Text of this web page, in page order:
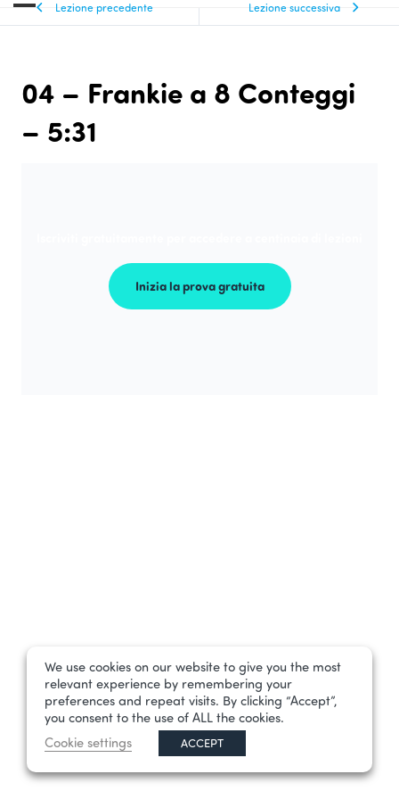
Lezione precedente Lezione successiva
04 – Frankie a 8 Conteggi
– 5:31
Inizia la prova gratuita
We use cookies on our website to give you the most
relevant experience by remembering your
preferences and repeat visits. By clicking “Accept”,
you consent to the use of ALL the cookies.
Cookie settings
ACCEPT